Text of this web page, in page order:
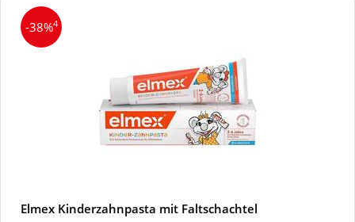
-38%4
Elmex Kinderzahnpasta mit Faltschachtel